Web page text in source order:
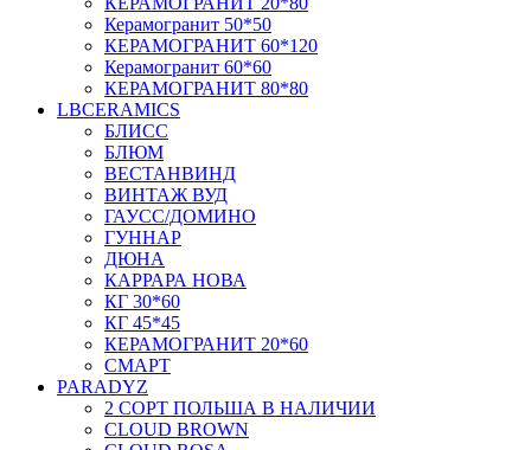
Керамогранит 50*50
КЕРАМОГРАНИТ 60*120
Керамогранит 60*60
КЕРАМОГРАНИТ 80*80
LBCERAMICS
БЛИСС
БЛЮМ
ВЕСТАНВИНД
ВИНТАЖ ВУД
ГАУСС/ДОМИНО
ГУННАР
ДЮНА
КАРРАРА НОВА
КГ 30*60
КГ 45*45
КЕРАМОГРАНИТ 20*60
СМАРТ
PARADYZ
2 СОРТ ПОЛЬША В НАЛИЧИИ
CLOUD BROWN